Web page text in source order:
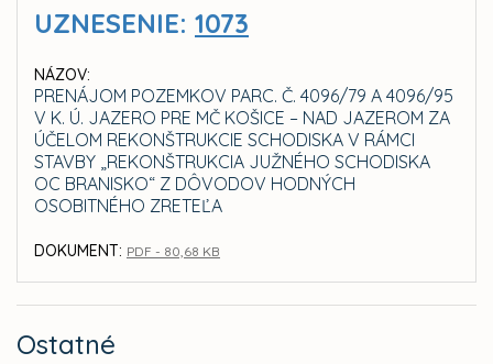
UZNESENIE: 1073
NÁZOV:
PRENÁJOM POZEMKOV PARC. Č. 4096/79 A 4096/95
V K. Ú. JAZERO PRE MČ KOŠICE – NAD JAZEROM ZA
ÚČELOM REKONŠTRUKCIE SCHODISKA V RÁMCI
STAVBY „REKONŠTRUKCIA JUŽNÉHO SCHODISKA
OC BRANISKO“ Z DÔVODOV HODNÝCH
OSOBITNÉHO ZRETEĽA
DOKUMENT: PDF - 80,68 KB
Ostatné